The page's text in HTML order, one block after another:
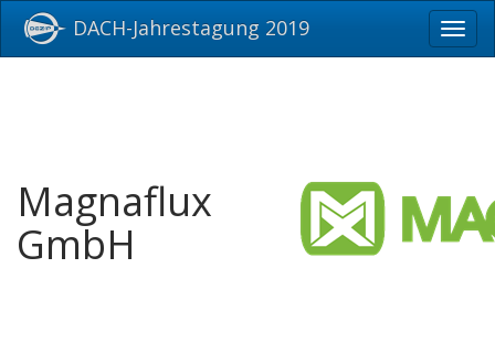
DACH-Jahrestagung 2019
Magnaflux
GmbH